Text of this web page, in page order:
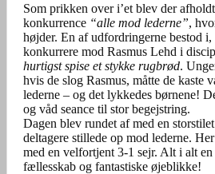
Som prikken over i’et blev der
konkurrence “alle mod lederne”,
højder. En af udfordringerne bestod i,
konkurrere mod Rasmus Lehd i
hurtigst spise et stykke rugbrød.
hvis de slog Rasmus, måtte de kaste
lederne – og det lykkedes børnene!
og våd seance til stor begejstring.
Dagen blev rundet af med en
deltagere stillede op mod lederne.
med en velfortjent 3-1 sejr. Alt i alt
fællesskab og fantastiske øjeblikke!